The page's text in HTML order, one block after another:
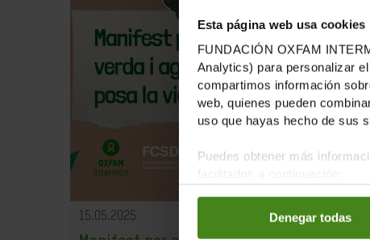
Esta página web usa cookies
FUNDACIÓN OXFAM
Analytics) para personalizar
compartimos información
web, quienes pueden
uso que hayas hecho de sus
Puedes obtener más
Denegar todas
15.05.2025